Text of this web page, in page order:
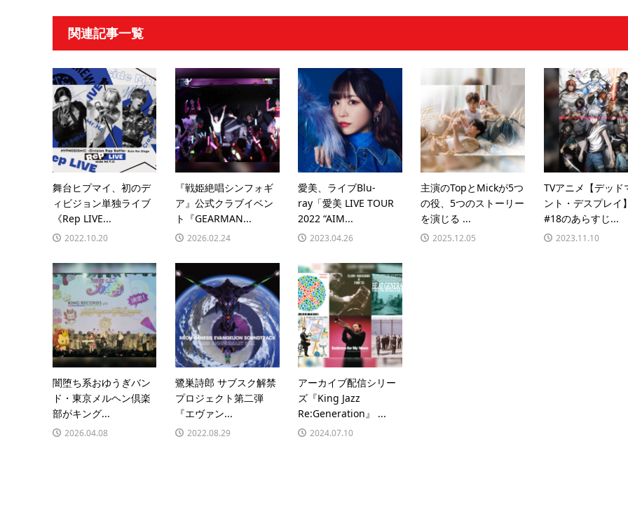
関連記事一覧
舞台ヒプマイ、初のデ
ィビジョン単独ライブ
《Rep LIVE...
2022.10.20
『戦姫絶唱シンフォギ
ア』公式クラブイベン
ト『GEARMAN...
2026.02.24
愛美、ライブBlu-
ray「愛美 LIVE TOUR
2022 “AIM...
2023.04.26
主演のTopとMickが5つ
の役、5つのストーリー
を演じる ...
2025.12.05
TVアニメ【デッド
ント・デスプレイ
#18のあらすじ...
2023.11.10
闇堕ち系おゆうぎバン
ド・東京メルヘン倶楽
部がキング...
2026.04.08
鷺巣詩郎 サブスク解禁
プロジェクト第二弾
『エヴァン...
2022.08.29
アーカイブ配信シリー
ズ『King Jazz
Re:Generation』 ...
2024.07.10